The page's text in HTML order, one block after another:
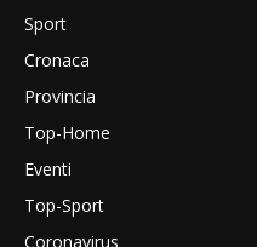
Sport
Cronaca
Provincia
Top-Home
Eventi
Top-Sport
Coronavirus